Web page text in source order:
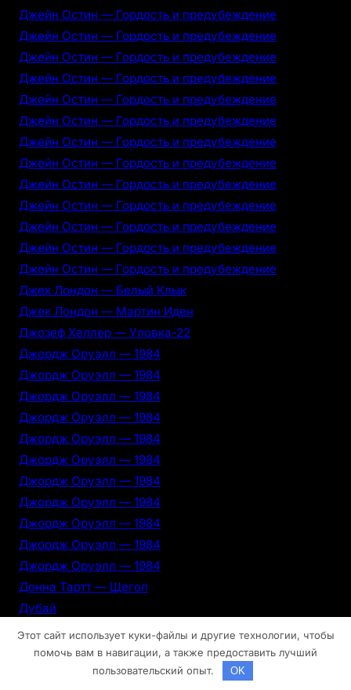
Джейн Остин — Гордость и предубеждение
Джейн Остин — Гордость и предубеждение
Джейн Остин — Гордость и предубеждение
Джейн Остин — Гордость и предубеждение
Джейн Остин — Гордость и предубеждение
Джейн Остин — Гордость и предубеждение
Джейн Остин — Гордость и предубеждение
Джейн Остин — Гордость и предубеждение
Джейн Остин — Гордость и предубеждение
Джейн Остин — Гордость и предубеждение
Джейн Остин — Гордость и предубеждение
Джейн Остин — Гордость и предубеждение
Джейн Остин — Гордость и предубеждение
Джек Лондон — Белый Клык
Джек Лондон — Мартин Иден
Джозеф Хеллер — Уловка-22
Джордж Оруэлл — 1984
Джордж Оруэлл — 1984
Джордж Оруэлл — 1984
Джордж Оруэлл — 1984
Джордж Оруэлл — 1984
Джордж Оруэлл — 1984
Джордж Оруэлл — 1984
Джордж Оруэлл — 1984
Джордж Оруэлл — 1984
Джордж Оруэлл — 1984
Джордж Оруэлл — 1984
Донна Тартт — Щегол
Дубай
Дубай
Дубай
Этот сайт использует куки-файлы и другие технологии, чтобы
помочь вам в навигации, а также предоставить лучший
пользовательский опыт.
OK